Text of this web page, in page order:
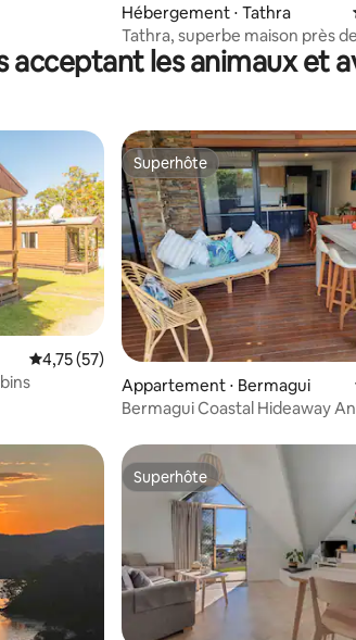
Hébergement ⋅ Tathra
Tathra, superbe maison près
et du parc national
acceptant les animaux et
Évaluation moyenne sur la base de 57
4,75 (57)
Superhôte
Superhôte
Appartement ⋅ Bermagui
Bermagui Coastal Hideaway Animaux
Superhôte
Superhôte